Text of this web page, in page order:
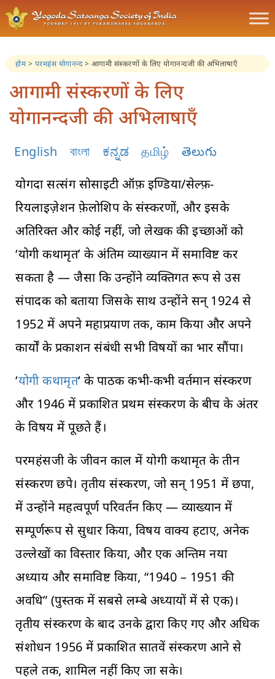
होम> परमहंस योगानन्द> आगामी संस्करणों के लिए योगानन्दजी की अभिलाषाएँ
आगामी संस्करणों के लिए
योगानन्दजी की अभिलाषाएँ
English বাংলা ಕನ್ನಡ தமிழ்
తెలుగు
योगदा सत्संग सोसाइटी ऑफ़ इण्डिया/सेल्फ़-
रियलाइज़ेशन फ़ेलोशिप के संस्करणों, और इसके
अतिरिक्त और कोई नहीं, जो लेखक की इच्छाओं को
‘योगी कथामृत’ के अंतिम व्याख्यान में समाविष्ट कर
सकता है — जैसा कि उन्होंने व्यक्तिगत रूप से उस
संपादक को बताया जिसके साथ उन्होंने सन् 1924 से
1952 में अपने महाप्रयाण तक, काम किया और अपने
कार्यों के प्रकाशन संबंधी सभी विषयों का भार सौंपा।
‘योगी कथामृत‘ के पाठक कभी-कभी वर्तमान संस्करण
और 1946 में प्रकाशित प्रथम संस्करण के बीच के अंतर
के विषय में पूछते हैं।
परमहंसजी के जीवन काल में योगी कथामृत के तीन
संस्करण छपे। तृतीय संस्करण, जो सन् 1951 में छपा,
में उन्होंने महत्वपूर्ण परिवर्तन किए — व्याख्यान में
सम्पूर्णरूप से सुधार किया, विषय वाक्य हटाए, अनेक
उल्लेखों का विस्तार किया, और एक अन्तिम नया
अध्याय और समाविष्ट किया, “1940 – 1951 की
अवधि” (पुस्तक में सबसे लम्बे अध्यायों में से एक)।
तृतीय संस्करण के बाद उनके द्वारा किए गए और अधिक
संशोधन 1956 में प्रकाशित सातवें संस्करण आने से
पहले तक, शामिल नहीं किए जा सके।